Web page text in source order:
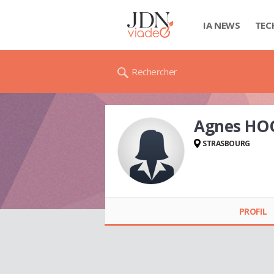
IA NEWS
Rechercher
Agnes
STRASBOURG
PROFIL